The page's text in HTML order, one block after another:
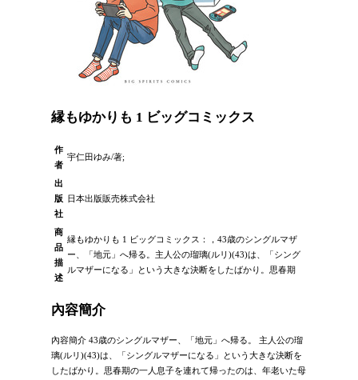
縁もゆかりも 1 ビッグコミックス
作
者
宇仁田ゆみ/著;
出
版
社
日本出版販売株式会社
商
品
描
述
縁もゆかりも 1 ビッグコミックス：，43歳のシングルマザ
ー、「地元」へ帰る。主人公の瑠璃(ルリ)(43)は、「シング
ルマザーになる」という大きな決断をしたばかり。思春期
內容簡介
內容簡介 43歳のシングルマザー、「地元」へ帰る。 主人公の瑠
璃(ルリ)(43)は、「シングルマザーになる」という大きな決断を
したばかり。思春期の一人息子を連れて帰ったのは、年老いた母